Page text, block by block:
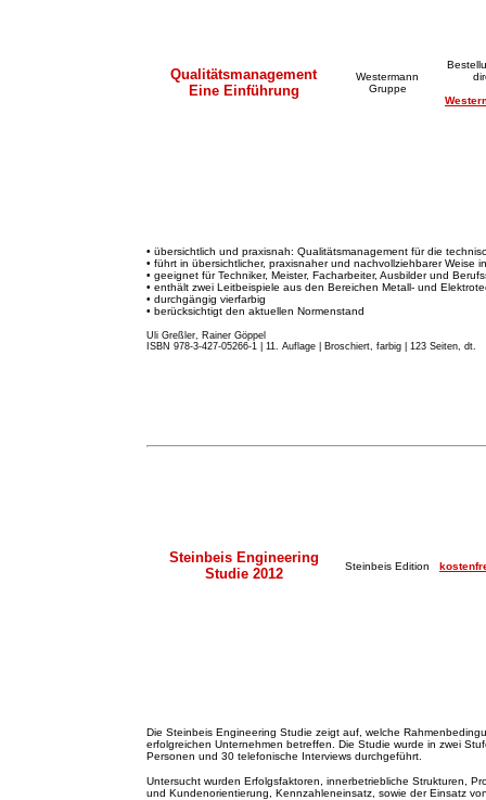
Qualitätsmanagement
Eine Einführung
Westermann
Gruppe
• übersichtlich und praxisnah: Qualitätsmanagement für die
• führt in übersichtlicher, praxisnaher und nachvollziehbarer Weise
• geeignet für Techniker, Meister, Facharbeiter, Ausbilder und
• enthält zwei Leitbeispiele aus den Bereichen Metall- und
• durchgängig vierfarbig
• berücksichtigt den aktuellen Normenstand
Uli Greßler, Rainer Göppel
ISBN 978-3-427-05266-1 | 11. Auflage
Broschiert, farbig | 123 Seiten, dt.
Steinbeis Engineering
Studie 2012
Steinbeis Edition
Die Steinbeis Engineering Studie zeigt auf, welche
erfolgreichen Unternehmen betreffen. Die Studie wurde in zwei
Personen und 30 telefonische Interviews durchgeführt.
Untersucht wurden Erfolgsfaktoren, innerbetriebliche Strukturen,
und Kundenorientierung, Kennzahleneinsatz, sowie der Einsatz